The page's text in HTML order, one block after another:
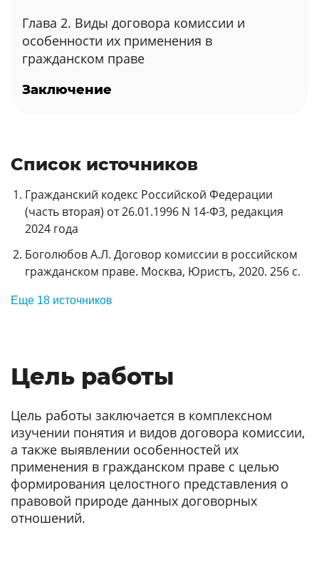
Глава 2. Виды договора комиссии и
особенности их применения в
гражданском праве
Заключение
Список источников
Гражданский кодекс Российской Федерации
(часть вторая) от 26.01.1996 N 14-ФЗ, редакция
2024 года
Боголюбов А.Л. Договор комиссии в российском
гражданском праве. Москва, Юристъ, 2020. 256 с.
Еще 18 источников
Цель работы
Цель работы заключается в комплексном
изучении понятия и видов договора комиссии,
а также выявлении особенностей их
применения в гражданском праве с целью
формирования целостного представления о
правовой природе данных договорных
отношений.